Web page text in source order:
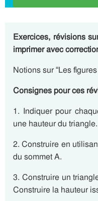
Exercices, révisions
imprimer avec
Notions sur “Les
Consignes pour ces
1. Indiquer pour
une hauteur du triangle.
2. Construire en
du sommet A.
3. Construire un
Construire la hauteur